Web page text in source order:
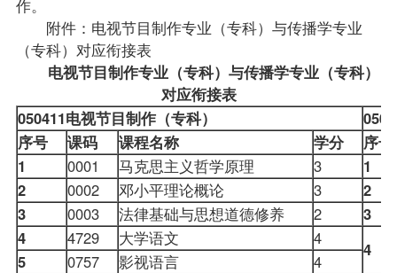
作。
附件：电视节目制作专业（专科）与传播学专业
（专科）对应衔接表
电视节目制作专业（专科）与传播学专业（专科）
对应衔接表
050411电视节目制作（专科）
序号
课码 课程名称 学分
序号
1
0001 马克思主义哲学原理 3
1
2
0002 邓小平理论概论 3
2
3
0003 法律基础与思想道德修养 2
3
4
4729 大学语文 4
4
5 0757 影视语言
4